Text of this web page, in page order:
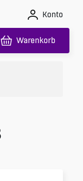
Konto
Warenkorb